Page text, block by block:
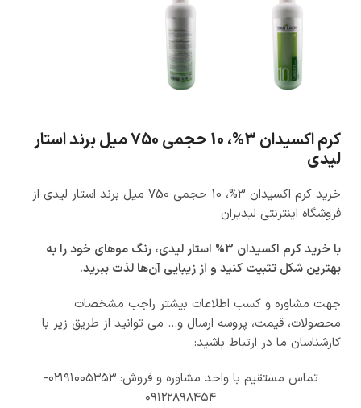
کرم اکسیدان 3%، 10 حجمی 750 میل برند استار
لیدی
خرید کرم اکسیدان 3%، 10 حجمی 750 میل برند استار لیدی از
فروشگاه اینترنتی لیدیران
با خرید کرم اکسیدان 3% استار لیدی، رنگ موهای خود را به
بهترین شکل تثبیت کنید و از زیبایی آن‌ها لذت ببرید.
جهت مشاوره و کسب اطلاعات بیشتر راجب مشخصات
محصولات، قیمت، پروسه ارسال و… می توانید از طریق زیر با
کارشناسان ما در ارتباط باشید:
تماس مستقیم با واحد مشاوره و فروش: ۰۲۱۹۱۰۰۵۳۵۳-
۰۹۱۲۲۸۹۸۴۵۴